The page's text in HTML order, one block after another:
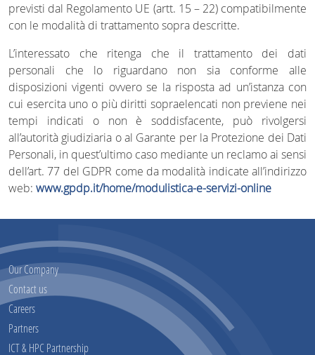
previsti dal Regolamento UE (artt. 15 – 22) compatibilmente
con le modalità di trattamento sopra descritte.
L’interessato che ritenga che il trattamento dei dati
personali che lo riguardano non sia conforme alle
disposizioni vigenti ovvero se la risposta ad un’istanza con
cui esercita uno o più diritti sopraelencati non previene nei
tempi indicati o non è soddisfacente, può rivolgersi
all’autorità giudiziaria o al Garante per la Protezione dei Dati
Personali, in quest’ultimo caso mediante un reclamo ai sensi
dell’art. 77 del GDPR come da modalità indicate all’indirizzo
web: www.gpdp.it/home/modulistica-e-servizi-online
Our Company
Contact us
Careers
Partners
ICT & HPC Partnership